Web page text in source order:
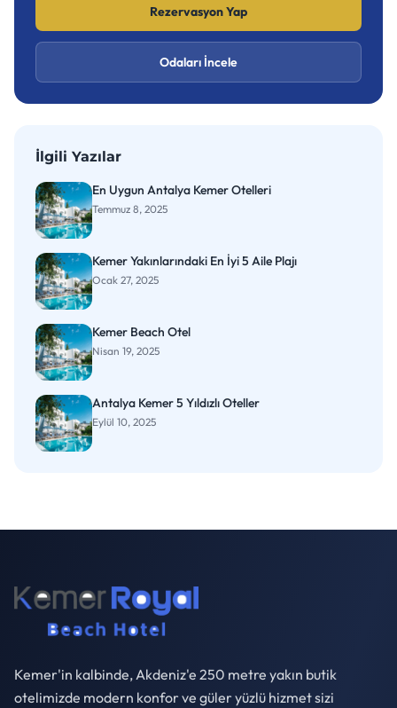
Rezervasyon Yap
Odaları İncele
İlgili Yazılar
En Uygun Antalya Kemer Otelleri
Temmuz 8, 2025
Kemer Yakınlarındaki En İyi 5 Aile Plajı
Ocak 27, 2025
Kemer Beach Otel
Nisan 19, 2025
Antalya Kemer 5 Yıldızlı Oteller
Eylül 10, 2025
Kemer'in kalbinde, Akdeniz'e 250 metre yakın butik
otelimizde modern konfor ve güler yüzlü hizmet sizi